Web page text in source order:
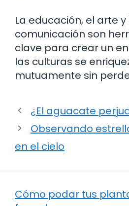
La educación, el arte y
comunicación son
clave para crear un
las culturas se
mutuamente sin
¿El aguacate
Observando
en el cielo
Cómo podar tus